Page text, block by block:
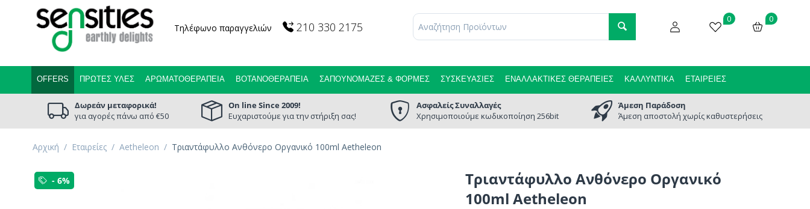
Τηλέφωνο παραγγελιών 210 330 2175
0
0
OFFERS ΠΡΏΤΕΣ ΎΛΕΣ ΑΡΩΜΑΤΟΘΕΡΑΠΕΊΑ ΒΟΤΑΝΟΘΕΡΑΠΕΊΑ ΣΑΠΟΥΝΌΜΑΖΕΣ & ΦΌΡΜΕΣ ΣΥΣΚΕΥΑΣΊΕΣ ΕΝΑΛΛΑΚΤΙΚΈΣ ΘΕΡΑΠΕΊΕΣ ΚΑΛΛΥΝΤΙΚΆ ΕΤΑΙΡΕΊΕΣ
Δωρεάν μεταφορικά!
για αγορές πάνω από €50
On line Since 2009!
Ευχαριστούμε για την στήριξη σας!
Ασφαλείς Συναλλαγές
Χρησιμοποιούμε κωδικοποίηση 256bit
Άμεση Παράδοση
Άμεση αποστολή χωρίς καθυστερήσεις
Αρχική / Εταιρείες / Aetheleon / Τριαντάφυλλο Ανθόνερο Οργανικό 100ml Aetheleon
- 6%
Τριαντάφυλλο Ανθόνερο Οργανικό
100ml Aetheleon